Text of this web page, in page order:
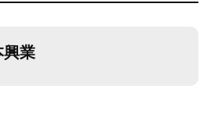
興業